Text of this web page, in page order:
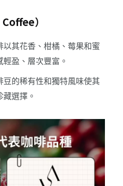
）
以其花香、柑橘、莓果和蜜
盈、層次豐富。
豆的稀有性和獨特風味使其
選擇。